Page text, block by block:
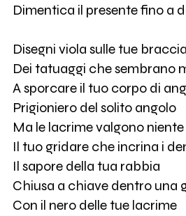
Dimentica il presente fino a
Disegni viola sulle tue braccia
Dei tatuaggi che sembrano
A sporcare il tuo corpo di
Prigioniero del solito angolo
Ma le lacrime valgono niente
Il tuo gridare che incrina i
Il sapore della tua rabbia
Chiusa a chiave dentro una
Con il nero delle tue lacrime